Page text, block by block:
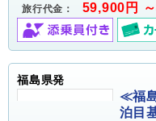
旅行代金： 59,900円
福島県発
≪福
泊目